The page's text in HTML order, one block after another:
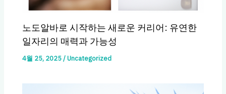
노도알바로 시작하는 새로운 커리어: 유연한
일자리의 매력과 가능성
4월 25, 2025/Uncategorized